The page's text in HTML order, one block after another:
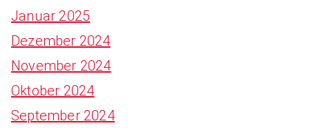
Januar 2025
Dezember 2024
November 2024
Oktober 2024
September 2024